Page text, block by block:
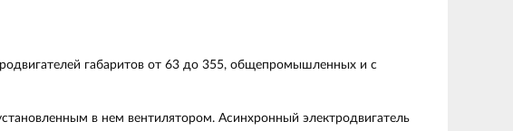
габаритов от 63 до 355, общепромышленных и с
в нем вентилятором. Асинхронный электродвигатель